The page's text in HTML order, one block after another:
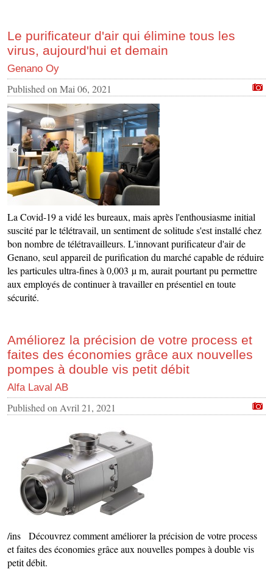
Le purificateur d'air qui élimine tous les
virus, aujourd'hui et demain
Genano Oy
Published on Mai 06, 2021
La Covid-19 a vidé les bureaux, mais après l'enthousiasme initial
suscité par le télétravail, un sentiment de solitude s'est installé chez
bon nombre de télétravailleurs. L'innovant purificateur d'air de
Genano, seul appareil de purification du marché capable de réduire
les particules ultra-fines à 0,003 µ m, aurait pourtant pu permettre
aux employés de continuer à travailler en présentiel en toute
sécurité.
Améliorez la précision de votre process et
faites des économies grâce aux nouvelles
pompes à double vis petit débit
Alfa Laval AB
Published on Avril 21, 2021
/ins Découvrez comment améliorer la précision de votre process
et faites des économies grâce aux nouvelles pompes à double vis
petit débit.